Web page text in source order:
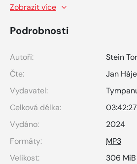
Zobrazit více
Podrobnosti
Autoři:
Stein
Čte:
Jan
Vydavatel:
Celková délka:
Vydáno:
2024
Formáty:
MP3
Velikost:
306 MiB